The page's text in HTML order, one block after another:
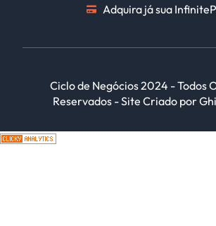
Adquira já sua
Ciclo de Negócios 2024 - Todos
Reservados - Site Criado por